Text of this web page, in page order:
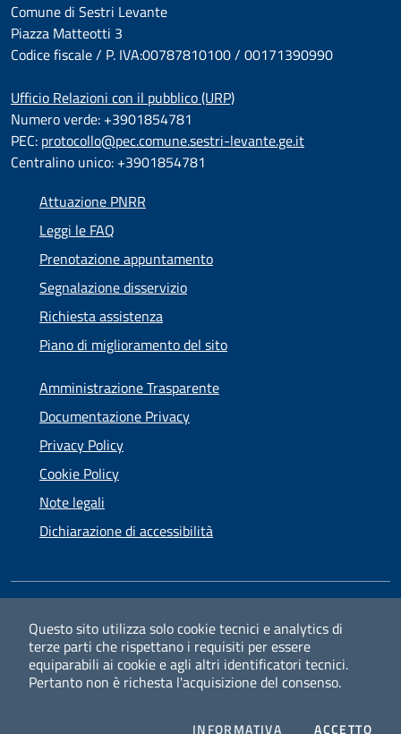
Questo sito utilizza solo cookie tecnici e analytics di
terze parti che rispettano i requisiti per essere
equiparabili ai cookie e agli altri identificatori tecnici.
Pertanto non è richesta l'acquisizione del consenso.
INFORMATIVA PRIVACYACCETTOI
Comune di Sestri Levante
Piazza Matteotti 3
Codice fiscale / P. IVA:00787810100 / 00171390990
Ufficio Relazioni con il pubblico (URP)
Numero verde: +3901854781
PEC: protocollo@pec.comune.sestri-levante.ge.it
Centralino unico: +3901854781
Attuazione PNRR
Leggi le FAQ
Prenotazione appuntamento
Segnalazione disservizio
Richiesta assistenza
Piano di miglioramento del sito
Amministrazione Trasparente
Documentazione Privacy
Privacy Policy
Cookie Policy
Note legali
Dichiarazione di accessibilità
FacebookInstagram